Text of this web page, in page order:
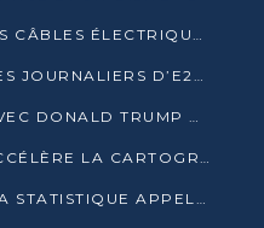
E2C CONDAMNE LE VOL DES CÂBLES ÉLECTRIQUES APRÈS UNE VIDÉO VIRALE
LA COLÈRE MONTE CHEZ LES JOURNALIERS D’E2C QUI DÉNONCENT 20 ANS DE PRÉCARITÉ
XI JINPING S’ENTRETIENT AVEC DONALD TRUMP À BEIJING
NUMÉRIQUE : LE CONGO ACCÉLÈRE LA CARTOGRAPHIE DE SES INFRASTRUCTURES DIGITALES
CEMAC : LES EXPERTS DE LA STATISTIQUE APPELLENT À RENFORCER LA SÉCURISATION DES DONNÉES